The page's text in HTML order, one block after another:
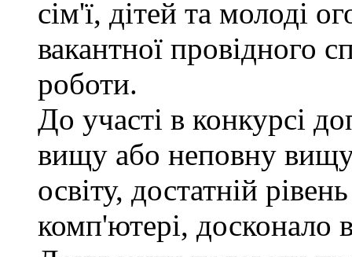
сім'ї, дітей та молоді
вакантної провідного
роботи.
До участі в конкурсі
вищу або неповну вищу
освіту, достатній
комп'ютері, досконало